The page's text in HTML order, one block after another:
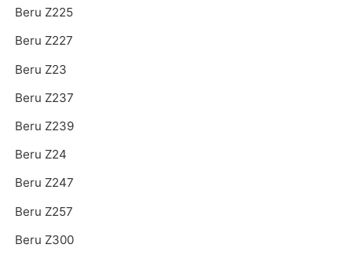
Beru Z225
Beru Z227
Beru Z23
Beru Z237
Beru Z239
Beru Z24
Beru Z247
Beru Z257
Beru Z300